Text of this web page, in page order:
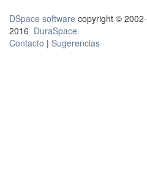
DSpace software copyright © 2002-
2016 DuraSpace
Contacto | Sugerencias